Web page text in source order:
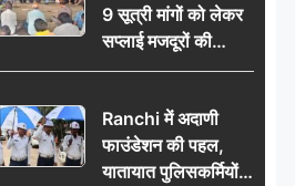
9 सूत्री मांगों को लेकर
सप्लाई मजदूरों की
हुंकार, 12 अगस्त के
Ranchi में अदाणी
फाउंडेशन की पहल,
यातायात पुलिसकर्मियों